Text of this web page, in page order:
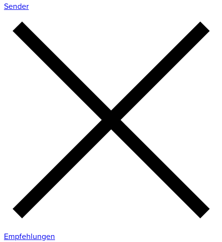
Sender
Empfehlungen